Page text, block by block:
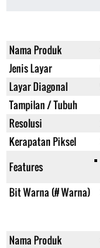
Nama Produk
Jenis Layar
Layar Diagonal
Tampilan / Tubuh
Resolusi
Kerapatan Piksel
Features
Bit Warna (# Warna)
Nama Produk